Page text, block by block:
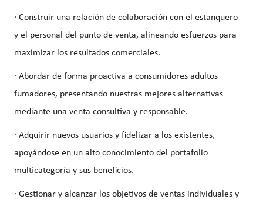
· Construir una relación de colaboración con el estanquero
y el personal del punto de venta, alineando esfuerzos para
maximizar los resultados comerciales.
· Abordar de forma proactiva a consumidores adultos
fumadores, presentando nuestras mejores alternativas
mediante una venta consultiva y responsable.
· Adquirir nuevos usuarios y fidelizar a los existentes,
apoyándose en un alto conocimiento del portafolio
multicategoría y sus beneficios.
· Gestionar y alcanzar los objetivos de ventas individuales y